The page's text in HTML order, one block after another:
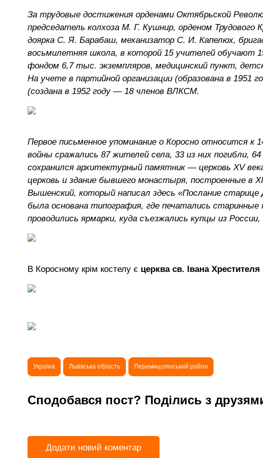
За трудовые достижения орденами Октябрьской
председатель колхоза М. Г. Кушнир, орденом
доярка С. Я. Барабаш, механизатор С. И. Капелюх,
восьмилетняя школа, в которой 15 учителей обучают
фондом 6,7 тыс. экземпляров, медицинский пункт,
На учете в партийной организации (образована в 1951
(создана в 1952 году — 18 членов ВЛКСМ.
Первое письменное упоминание о Коросно относится
войны сражались 87 жителей села, 33 из них погибли,
сохранился архитектурный памятник — церковь XV
церковь и здание бывшего монастыря, построенные в
Вышенский, который написал здесь «Послание
была основана типография, где печатались
проводились ярмарки, куда съезжались купцы из
В Коросному крім костелу є церква св. Івана Хрестителя
Україна Львівська область Перемишлянський район
Сподобався пост? Поділись з
Додати новий коментар